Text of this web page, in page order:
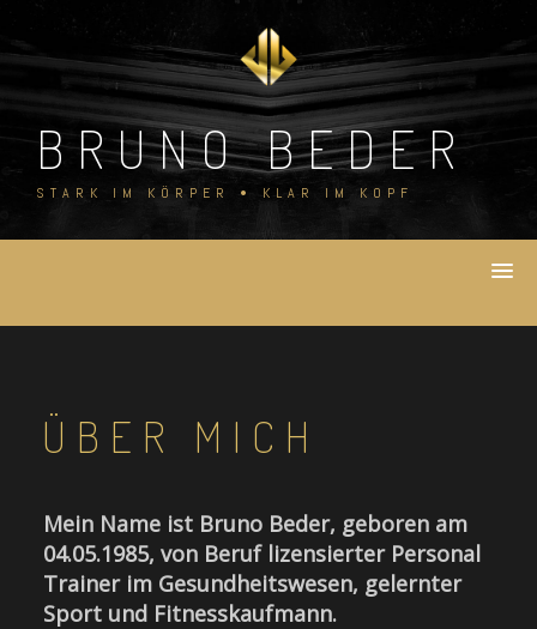
content
BRUNO BEDER
STARK IM KÖRPER • KLAR IM KOPF
ÜBER MICH
Mein Name ist Bruno Beder, geboren am
04.05.1985, von Beruf lizensierter Personal
Trainer im Gesundheitswesen, gelernter
Sport und Fitnesskaufmann.